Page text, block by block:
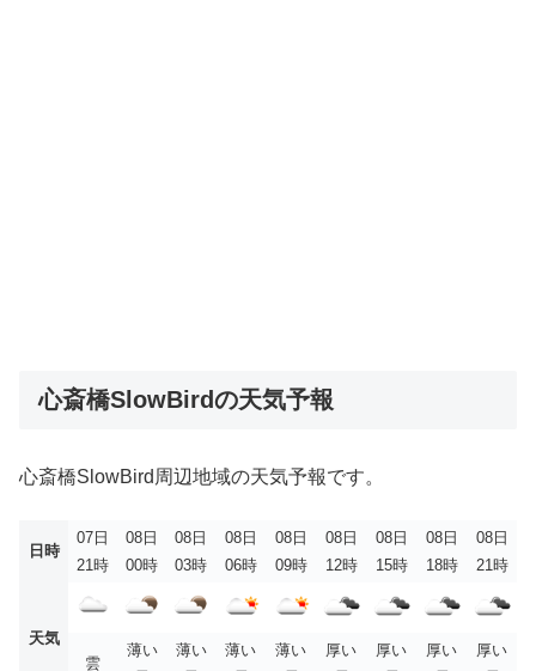
心斎橋SlowBirdの天気予報
心斎橋SlowBird周辺地域の天気予報です。
日時
07日
21時
08日
00時
08日
03時
08日
06時
08日
09時
08日
12時
08日
15時
08日
18時
08日
21時
天気
雲
薄い
薄い
薄い
薄い
厚い
厚い
厚い
厚い